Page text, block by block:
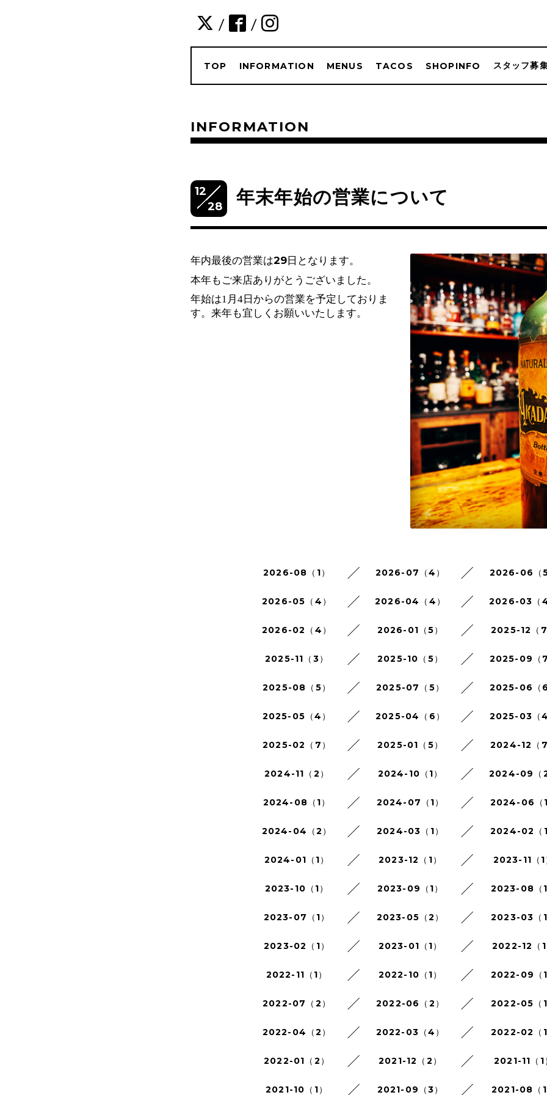
/ /
TOP INFORMATION MENUS TACOS SHOPINFO スタッフ募
INFORMATION
12
28
年末年始の営業について
年内最後の営業は29日となります。
本年もご来店ありがとうございました。
年始は1 月 4 日からの営業を予定しておりま
す。 来年も宜しくお願いいたします。
2026-08（1） 2026-07（4） 2026-06（5
2026-05（4） 2026-04（4） 2026-03（4
2026-02（4） 2026-01（5） 2025-12（7
2025-11（3） 2025-10（5） 2025-09（7
2025-08（5） 2025-07（5） 2025-06（6
2025-05（4） 2025-04（6） 2025-03（4
2025-02（7） 2025-01（5） 2024-12（7
2024-11（2） 2024-10（1） 2024-09（2
2024-08（1） 2024-07（1） 2024-06（1
2024-04（2） 2024-03（1） 2024-02（1
2024-01（1） 2023-12（1） 2023-11（1
2023-10（1） 2023-09（1） 2023-08（1
2023-07（1） 2023-05（2） 2023-03（1
2023-02（1） 2023-01（1） 2022-12（1
2022-11（1） 2022-10（1） 2022-09（1
2022-07（2） 2022-06（2） 2022-05（1
2022-04（2） 2022-03（4） 2022-02（1
2022-01（2） 2021-12（2） 2021-11（1
2021-10（1） 2021-09（3） 2021-08（1